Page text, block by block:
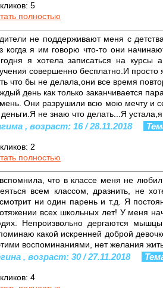
5
полностью
не поддерживают меня c
когда я им говорю что-то они
я хотела записаться на курсы
совершенно бесплатно.И просто
что бы не делала,они все время
день как только заканчивается
Они разрушили всю мою мечту и
деньги.Я не знаю что делать...Я
, возраст: 16 / 28.11.2018
2
полностью
что в классе меня не
всем классом, дразнить, не
ни один парень и т.д. Я
всех школьных лет! У меня
Непроизвольно дергаются
какой искренней доброй
воспоминаниями, нет желания жить
, возраст: 30 / 27.11.2018
4